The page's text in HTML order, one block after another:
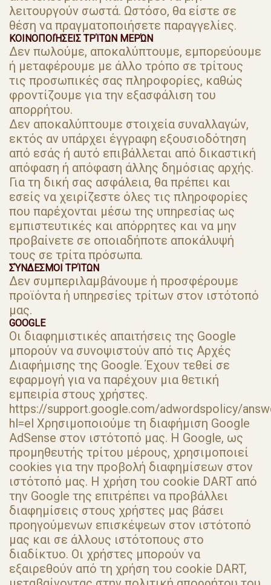
λειτουργούν σωστά. Ωστόσο, θα είστε σε
θέση να πραγματοποιήσετε παραγγελίες.
ΚΟΙΝΟΠΟΙΉΣΕΙΣ ΤΡΊΤΩΝ ΜΕΡΏΝ
Δεν πωλούμε, αποκαλύπτουμε, εμπορεύουμε
ή μεταφέρουμε με άλλο τρόπο σε τρίτους
τις προσωπικές σας πληροφορίες, καθώς
φροντίζουμε για την εξασφάλιση του
απορρήτου.
Δεν αποκαλύπτουμε στοιχεία συναλλαγών,
εκτός αν υπάρχει έγγραφη εξουσιοδότηση
από εσάς ή αυτό επιβάλλεται από δικαστική
απόφαση ή απόφαση άλλης δημόσιας αρχής.
Για τη δική σας ασφάλεια, θα πρέπει και
εσείς να χειρίζεστε όλες τις πληροφορίες
που παρέχονται μέσω της υπηρεσίας ως
εμπιστευτικές και απόρρητες και να μην
προβαίνετε σε οποιαδήποτε αποκάλυψή
τους σε τρίτα πρόσωπα.
ΣΎΝΔΕΣΜΟΙ ΤΡΊΤΩΝ
Δεν συμπεριλαμβάνουμε ή προσφέρουμε
προϊόντα ή υπηρεσίες τρίτων στον ιστότοπό
μας.
GOOGLE
Οι διαφημιστικές απαιτήσεις της Google
μπορούν να συνοψιστούν από τις Αρχές
Διαφήμισης της Google. Έχουν τεθεί σε
εφαρμογή για να παρέχουν μια θετική
εμπειρία στους χρήστες.
https://support.google.com/adwordspolicy/
hl=el Χρησιμοποιούμε τη διαφήμιση Google
AdSense στον ιστότοπό μας. Η Google, ως
προμηθευτής τρίτου μέρους, χρησιμοποιεί
cookies για την προβολή διαφημίσεων στον
ιστότοπό μας. Η χρήση του cookie DART από
την Google της επιτρέπει να προβάλλει
διαφημίσεις στους χρήστες μας βάσει
προηγούμενων επισκέψεων στον ιστότοπό
μας και σε άλλους ιστότοπους στο
διαδίκτυο. Οι χρήστες μπορούν να
εξαιρεθούν από τη χρήση του cookie DART,